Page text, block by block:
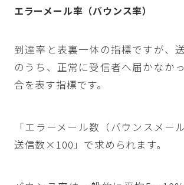
エラーメール率（バウンス率）
到達率と表裏一体の指標ですが、
のうち、正常に受信者へ届かなか
合を表す指標です。
「エラーメール数（バウンスメー
送信数×100」で求められます。